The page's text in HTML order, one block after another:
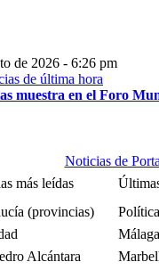
de 2026 - 6:26 pm
muestra en el Foro
Noticias de
más leídas
(provincias)
Política
Alcántara